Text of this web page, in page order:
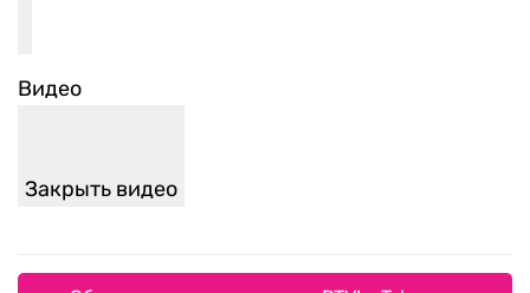
Видео
Закрыть видео